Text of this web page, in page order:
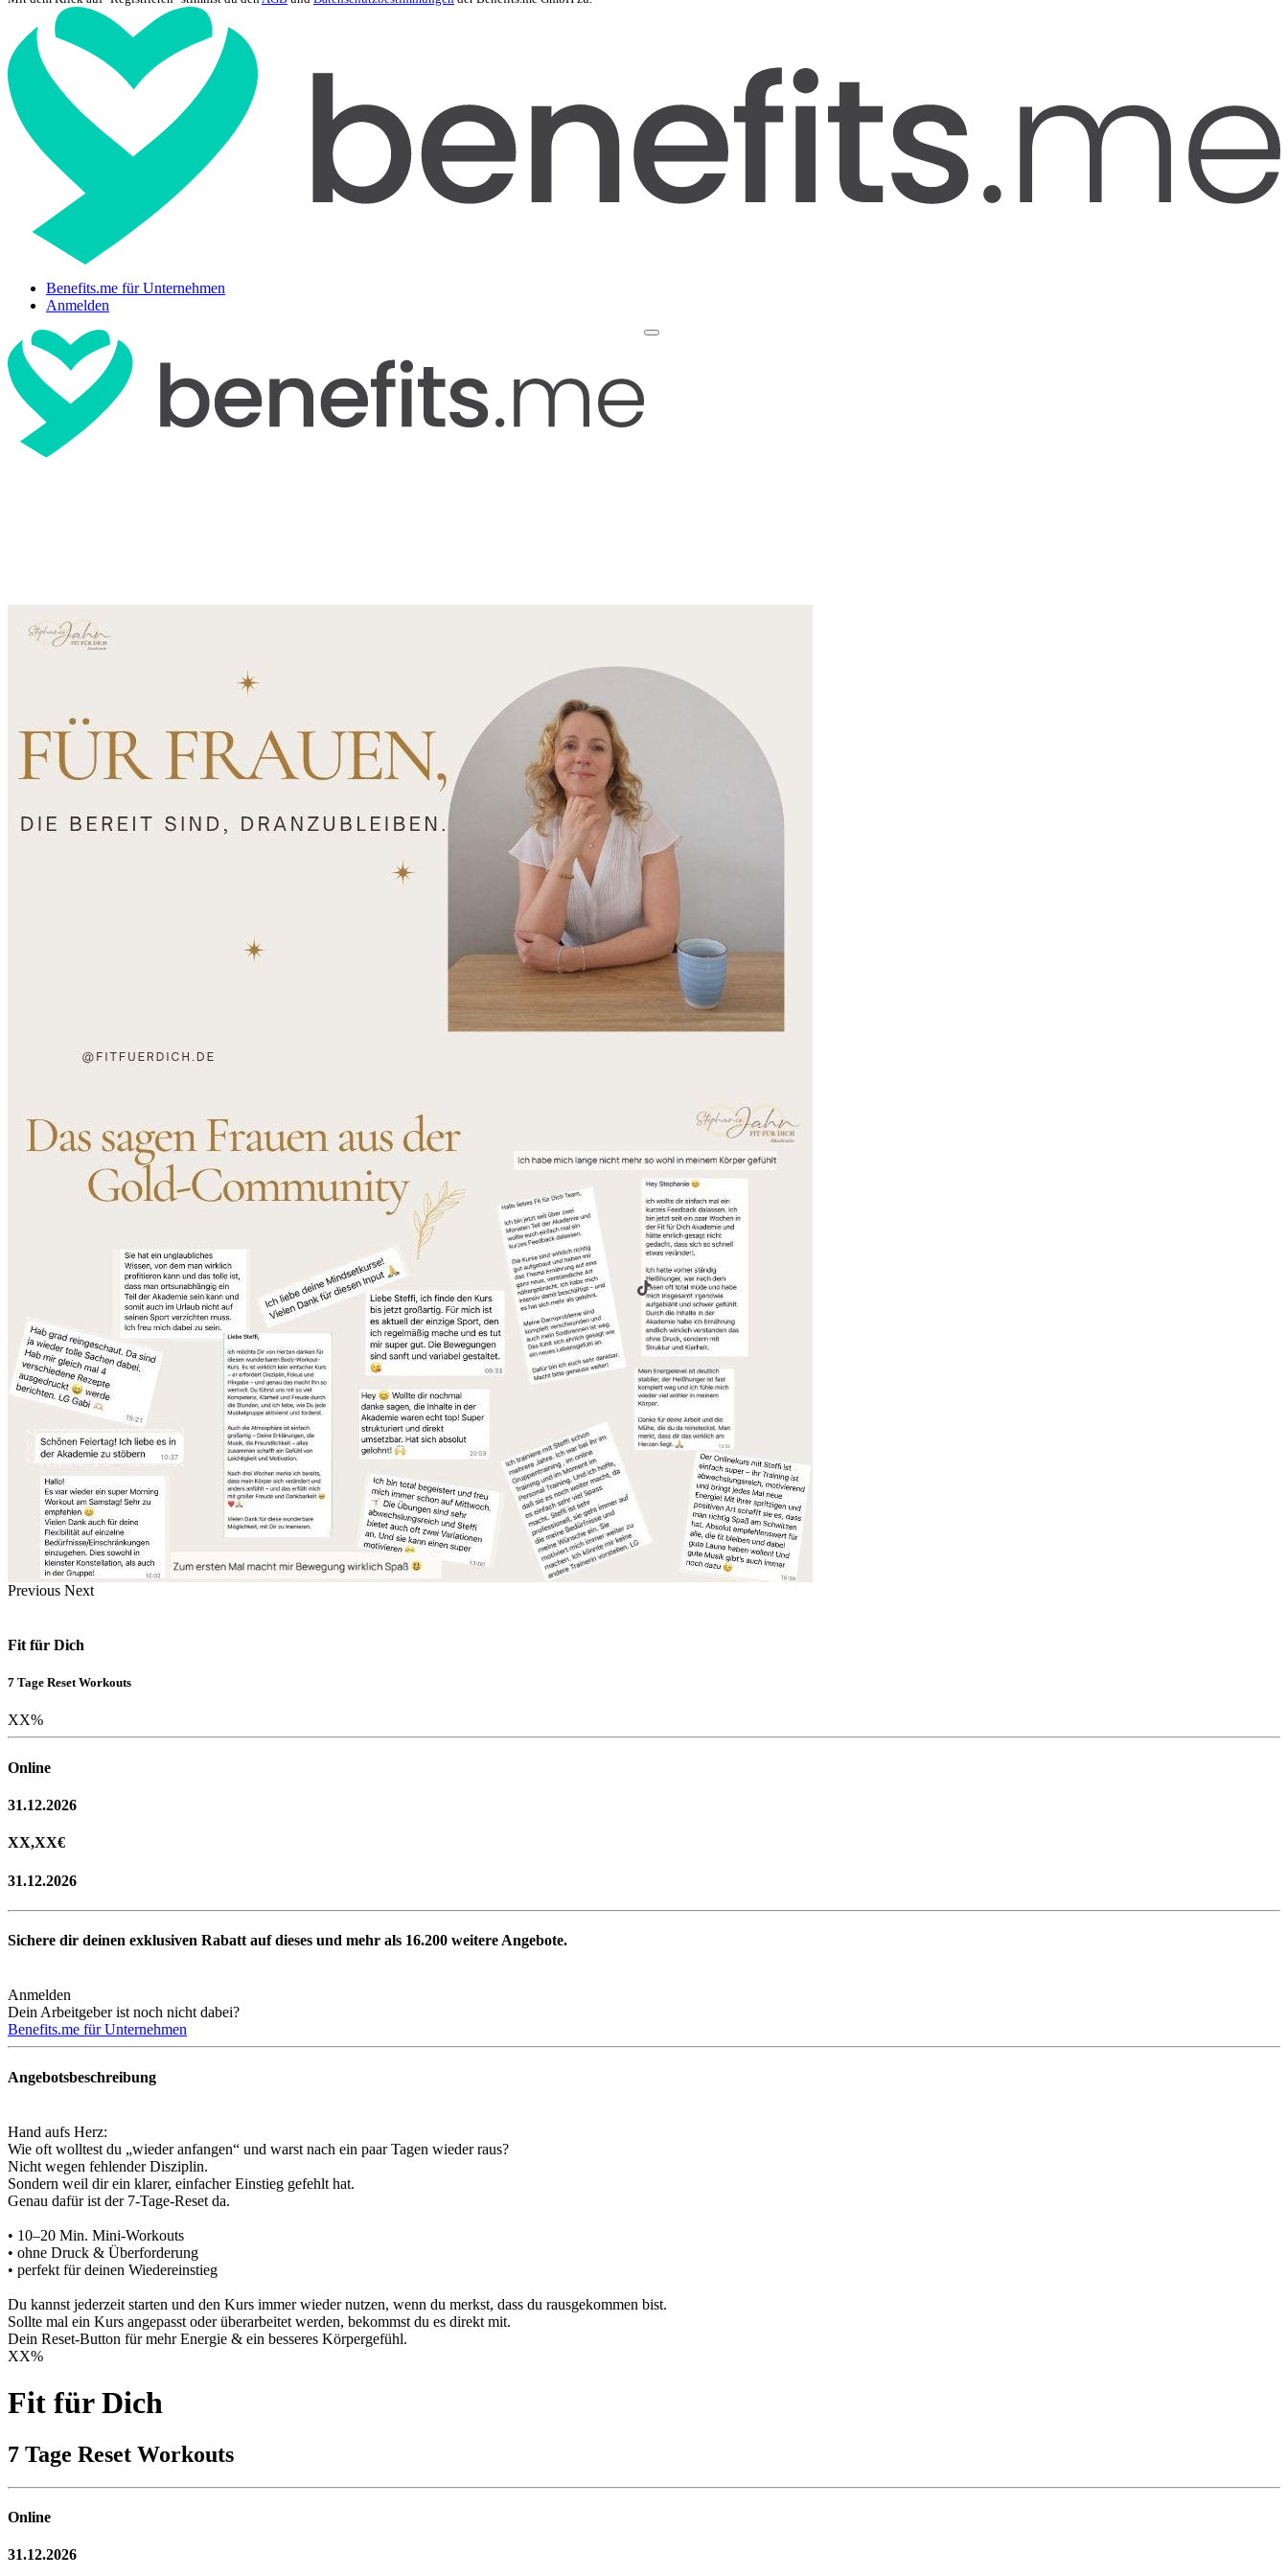
Benefits.me für Unternehmen
Anmelden
Previous Next
Fit für Dich
7 Tage Reset Workouts
XX%
Online
31.12.2026
XX,XX€
31.12.2026
Sichere dir deinen exklusiven Rabatt auf dieses und mehr als 16.200 weitere Angebote.
Anmelden
Dein Arbeitgeber ist noch nicht dabei?
Benefits.me für Unternehmen
Angebotsbeschreibung
Hand aufs Herz:
Wie oft wolltest du „wieder anfangen“ und warst nach ein paar Tagen wieder raus?
Nicht wegen fehlender Disziplin.
Sondern weil dir ein klarer, einfacher Einstieg gefehlt hat.
Genau dafür ist der 7-Tage-Reset da.
• 10–20 Min. Mini-Workouts
• ohne Druck & Überforderung
• perfekt für deinen Wiedereinstieg
Du kannst jederzeit starten und den Kurs immer wieder nutzen, wenn du merkst, dass du rausgekommen bist.
Sollte mal ein Kurs angepasst oder überarbeitet werden, bekommst du es direkt mit.
Dein Reset-Button für mehr Energie & ein besseres Körpergefühl.
XX%
Fit für Dich
7 Tage Reset Workouts
Online
31.12.2026